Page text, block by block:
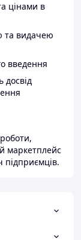
цінами в
та видачею
введення
досвід
маркетплейс
підприємців.